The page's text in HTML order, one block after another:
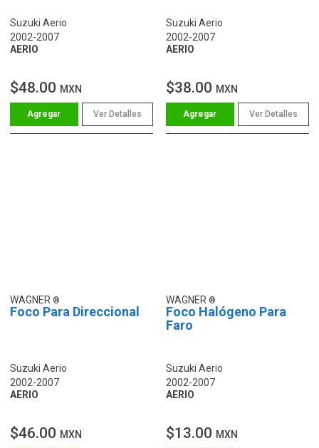
Suzuki Aerio
2002-2007
AERIO
$48.00 MXN
Ver Detalles
Suzuki Aerio
2002-2007
AERIO
$38.00 MXN
Ver Detalles
WAGNER
Foco Para Direccional
Suzuki Aerio
2002-2007
AERIO
$46.00 MXN
WAGNER
Foco Halógeno Para
Faro
Suzuki Aerio
2002-2007
AERIO
$13.00 MXN